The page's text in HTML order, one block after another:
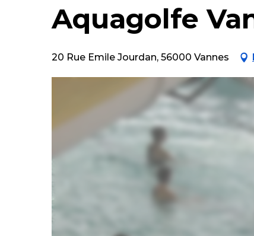
Aquagolfe
20 Rue Emile Jourdan, 56000 Vannes